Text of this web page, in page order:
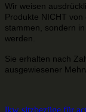
Wir weisen
Produkte NICHT
stammen, sondern
werden.
Sie erhalten nach
ausgewiesener
lkw sitzbezüge für